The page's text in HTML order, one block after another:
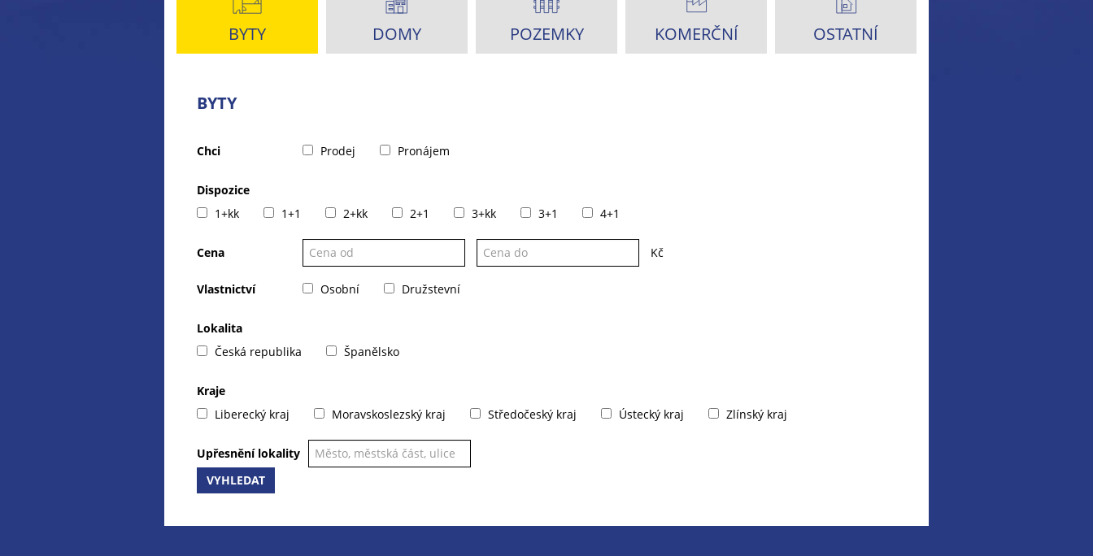
BYTY DOMY POZEMKY KOMERČNÍ OSTATNÍ
BYTY
Chci Prodej Pronájem
Dispozice
1+kk
1+1 2+kk 2+1 3+kk 3+1 4+1
Cena Kč
Vlastnictví Osobní Družstevní
Lokalita
Česká republika
Španělsko
Kraje
Liberecký kraj
Moravskoslezský kraj Středočeský kraj Ústecký kraj Zlínský kraj
Upřesnění lokality
VYHLEDAT